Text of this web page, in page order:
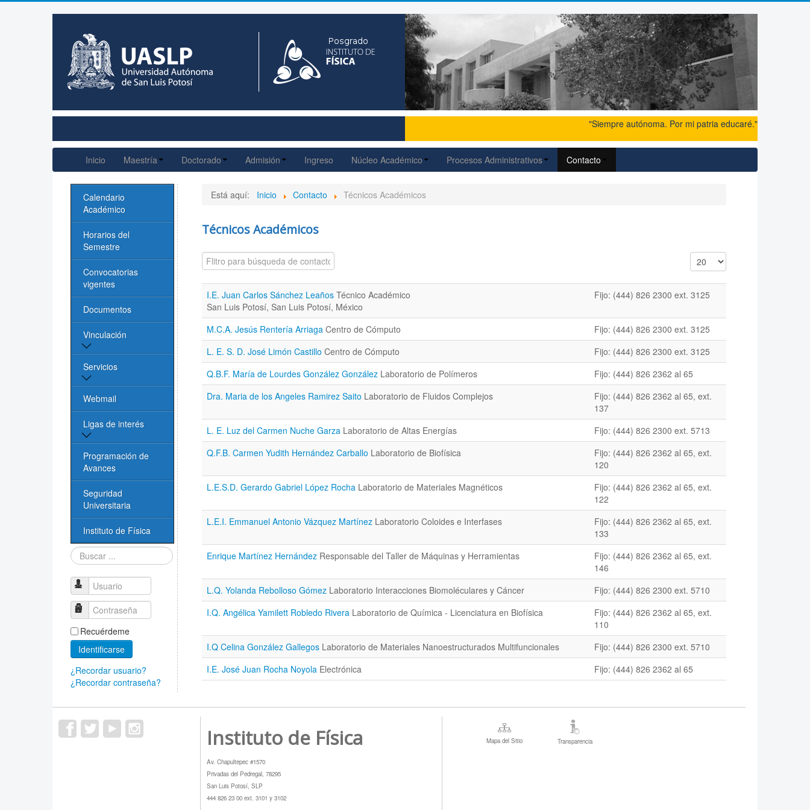
"Siempre autónoma. Por mi patria educaré."
Inicio Maestría Doctorado Admisión Ingreso Núcleo Académico Procesos Administrativos Contacto
Calendario
Académico
Horarios del
Semestre
Convocatorias
vigentes
Documentos
Vinculación
Vinculación y
Servicios
Oficina de Vinculación
Servicios
Biblioteca
Cómputo
Webmail
Ligas de interés
Página de la UASLP
Investigación y
Posgrado UASLP
CONACYT
Sociedad Mexicana
de Física
PROMEP
Programación de
Avances
Seguridad
Universitaria
Instituto de Física
Buscar...
Usuario
Contraseña
Recuérdeme
Identificarse
¿Recordar usuario?
¿Recordar contraseña?
Está aquí: Inicio Contacto Técnicos Académicos
Técnicos Académicos
Despublicado Campo 'Filtrar' Cantidad a mostrar
I.E. Juan Carlos Sánchez Leaños Técnico Académico
San Luis Potosí, San Luis Potosí, México
Fijo: (444) 826 2300 ext. 3125
M.C.A. Jesús Rentería Arriaga Centro de Cómputo
Fijo: (444) 826 2300 ext. 3125
L. E. S. D. José Limón Castillo Centro de Cómputo
Fijo: (444) 826 2300 ext. 3125
Q.B.F. María de Lourdes González González Laboratorio de Polímeros
Fijo: (444) 826 2362 al 65
Dra. Maria de los Angeles Ramirez Saito Laboratorio de Fluidos Complejos
Fijo: (444) 826 2362 al 65, ext.
137
L. E. Luz del Carmen Nuche Garza Laboratorio de Altas Energías
Fijo: (444) 826 2300 ext. 5713
Q.F.B. Carmen Yudith Hernández Carballo Laboratorio de Biofísica
Fijo: (444) 826 2362 al 65, ext.
120
L.E.S.D. Gerardo Gabriel López Rocha Laboratorio de Materiales Magnéticos
Fijo: (444) 826 2362 al 65, ext.
122
L.E.I. Emmanuel Antonio Vázquez Martínez Laboratorio Coloides e Interfases
Fijo: (444) 826 2362 al 65, ext.
133
Enrique Martínez Hernández Responsable del Taller de Máquinas y Herramientas
Fijo: (444) 826 2362 al 65, ext.
146
L.Q. Yolanda Rebolloso Gómez Laboratorio Interacciones Biomoléculares y Cáncer
Fijo: (444) 826 2300 ext. 5710
I.Q. Angélica Yamilett Robledo Rivera Laboratorio de Química - Licenciatura en Biofísica
Fijo: (444) 826 2362 al 65, ext.
110
I.Q Celina González Gallegos Laboratorio de Materiales Nanoestructurados Multifuncionales
Fijo: (444) 826 2300 ext. 5710
I.E. José Juan Rocha Noyola Electrónica Fijo: (444) 826 2362 al 65
Instituto de Física
Av. Chapultepec #1570
Privadas del Pedregal, 78295
San Luis Potosí, SLP
444 826 23 00 ext. 3101 y 3102
Mapa del Sitio Transparencia